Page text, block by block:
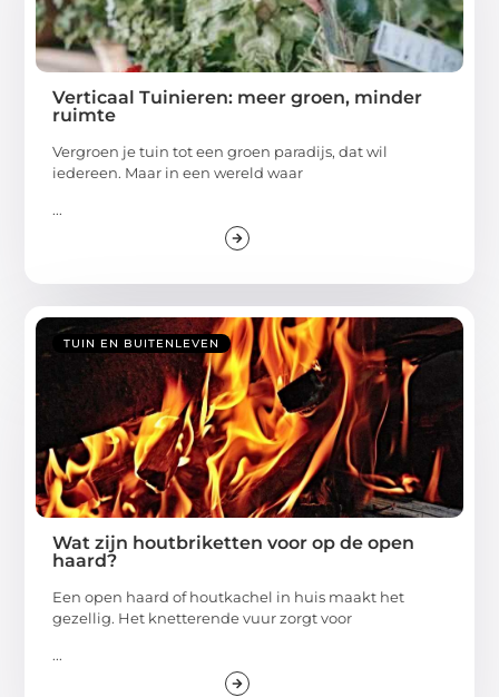
Verticaal Tuinieren: meer groen, minder
ruimte
Vergroen je tuin tot een groen paradijs, dat wil
iedereen. Maar in een wereld waar
...
TUIN EN BUITENLEVEN
Wat zijn houtbriketten voor op de open
haard?
Een open haard of houtkachel in huis maakt het
gezellig. Het knetterende vuur zorgt voor
...